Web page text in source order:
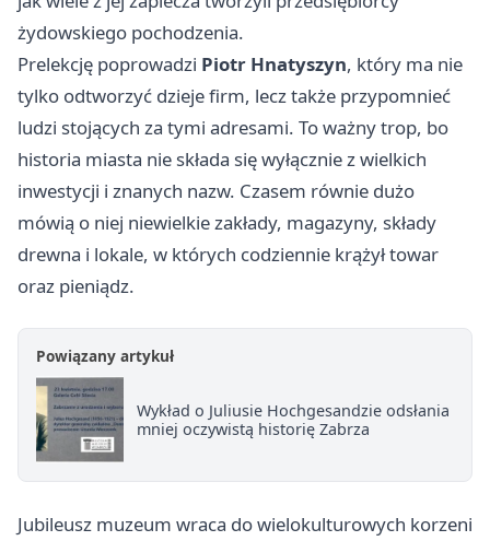
żydowskiego pochodzenia.
Prelekcję poprowadzi Piotr Hnatyszyn, który ma nie
tylko odtworzyć dzieje firm, lecz także przypomnieć
ludzi stojących za tymi adresami. To ważny trop, bo
historia miasta nie składa się wyłącznie z wielkich
inwestycji i znanych nazw. Czasem równie dużo
mówią o niej niewielkie zakłady, magazyny, składy
drewna i lokale, w których codziennie krążył towar
oraz pieniądz.
Powiązany artykuł
Wykład o Juliusie Hochgesandzie odsłania
mniej oczywistą historię Zabrza
Jubileusz muzeum wraca do wielokulturowych korzeni